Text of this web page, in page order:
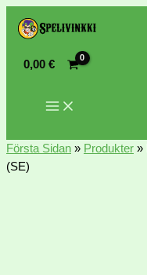
0,00€
Första Sidan » Produkter »
(SE)